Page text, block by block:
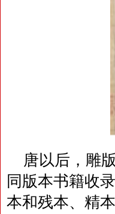
唐以后，雕
同版本书籍收
本和残本、精